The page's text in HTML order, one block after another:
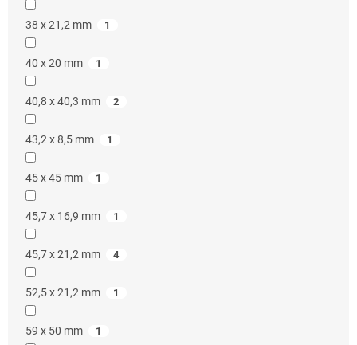
38 x 21,2 mm 1
40 x 20 mm 1
40,8 x 40,3 mm 2
43,2 x 8,5 mm 1
45 x 45 mm 1
45,7 x 16,9 mm 1
45,7 x 21,2 mm 4
52,5 x 21,2 mm 1
59 x 50 mm 1